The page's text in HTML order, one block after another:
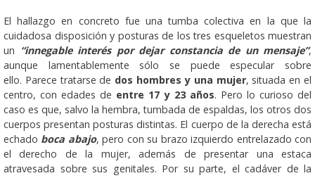
El hallazgo en concreto fue una tumba colectiva en la que la
cuidadosa disposición y posturas de los tres esqueletos muestran
un “innegable interés por dejar constancia de un mensaje”,
aunque lamentablemente sólo se puede especular sobre
ello. Parece tratarse de dos hombres y una mujer, situada en el
centro, con edades de entre 17 y 23 años. Pero lo curioso del
caso es que, salvo la hembra, tumbada de espaldas, los otros dos
cuerpos presentan posturas distintas. El cuerpo de la derecha está
echado boca abajo, pero con su brazo izquierdo entrelazado con
el derecho de la mujer, además de presentar una estaca
atravesada sobre sus genitales. Por su parte, el cadáver de la